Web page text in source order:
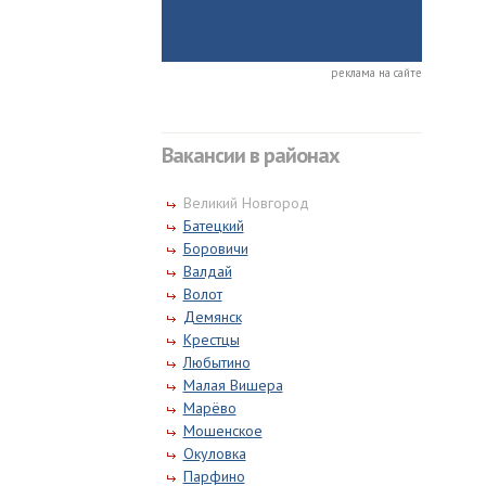
реклама на сайте
Вакансии в районах
Великий Новгород
Батецкий
Боровичи
Валдай
Волот
Демянск
Крестцы
Любытино
Малая Вишера
Марёво
Мошенское
Окуловка
Парфино